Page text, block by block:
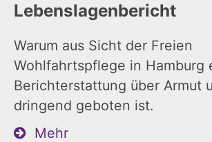
Lebenslagenbericht
Warum aus Sicht der Freien
Wohlfahrtspflege in Hamburg
Berichterstattung über Armut
dringend geboten ist.
Mehr